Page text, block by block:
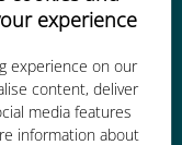
experience
experience on our
content, deliver
media features
information about
공